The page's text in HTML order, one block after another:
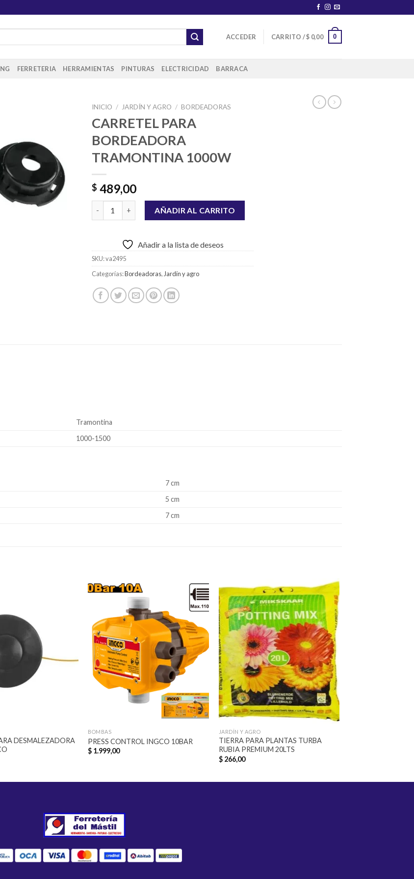
ACCEDER CARRITO /$ 0,00 0
FERRETERIA HERRAMIENTAS PINTURAS ELECTRICIDAD BARRACA
Añadir
a la
lista de
deseos
INICIO / JARDÍN Y AGRO / BORDEADORAS
CARRETEL PARA
BORDEADORA
TRAMONTINA 1000W
$ 489,00
CARRETEL PARA BORDEADORA TRAMONTINA 1000W cantidad
AÑADIR AL CARRITO
Añadir a la lista de deseos
SKU:va2495
Categorías:Bordeadoras, Jardín y agro
Tramontina
1000-1500
7 cm
5 cm
7 cm
DESMALEZADORA
Añadir
a la
lista de
deseos
BOMBAS
PRESS CONTROL INGCO 10BAR
$ 1.999,00
Añadir
a la
lista de
deseos
JARDÍN Y AGRO
TIERRA PARA PLANTAS TURBA
RUBIA PREMIUM 20LTS
$266,00